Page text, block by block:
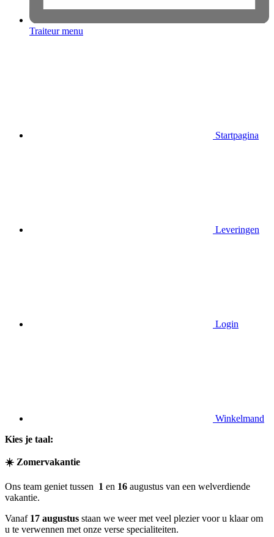
Traiteur menu
Startpagina
Leveringen
Login
Winkelmand
Kies je taal:
☀️ Zomervakantie
Ons team geniet tussen 1 en 16 augustus van een welverdiende
vakantie.
Vanaf 17 augustus staan we weer met veel plezier voor u klaar om
u te verwennen met onze verse specialiteiten.